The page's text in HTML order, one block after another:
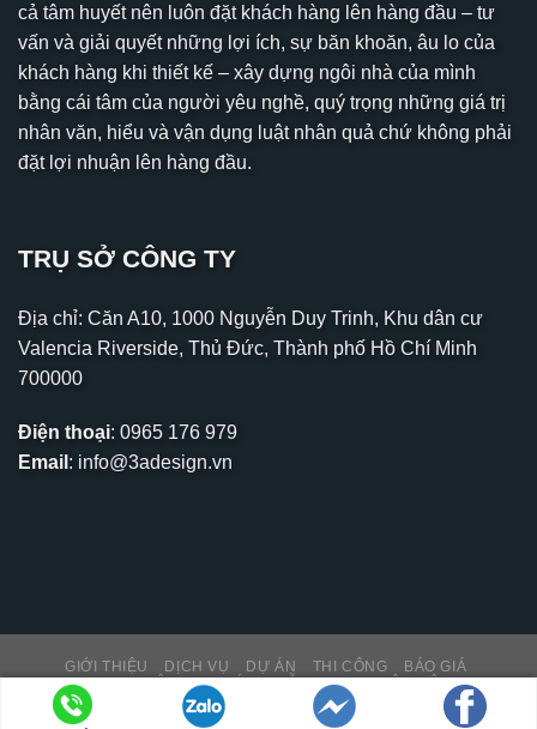
cả tâm huyết nên luôn đặt khách hàng lên hàng đầu – tư
vấn và giải quyết những lợi ích, sự băn khoăn, âu lo của
khách hàng khi thiết kế – xây dựng ngôi nhà của mình
bằng cái tâm của người yêu nghề, quý trọng những giá trị
nhân văn, hiểu và vận dụng luật nhân quả chứ không phải
đặt lợi nhuận lên hàng đầu.
TRỤ SỞ CÔNG TY
Địa chỉ: Căn A10, 1000 Nguyễn Duy Trinh, Khu dân cư
Valencia Riverside, Thủ Đức, Thành phố Hồ Chí Minh
700000
Điện thoại: 0965 176 979
Email : info@3adesign.vn
GIỚI THIỆU DỊCH VỤ DỰ ÁN THI CÔNG
BÁO GIÁ
THƯ VIỆN – TIN TỨC
HỖ TRỢ KH
Copyright 2026 © PNK MEDIA